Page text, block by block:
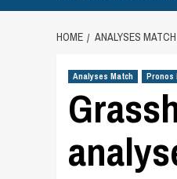
HOME ANALYSES MATCH
Analyses Match Pronos